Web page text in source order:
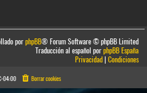
porphpBB® Forum Software © phpBB Limited
Traducción al español porphpBB España
Privacidad|Condiciones
04:00 Borrar cookies